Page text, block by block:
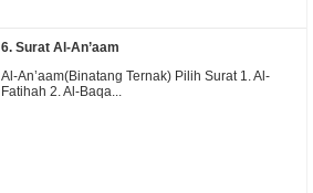
6. Surat Al-An’aam
Al-An’aam(Binatang Ternak) Pilih Surat 1. Al-
Fatihah 2. Al-Baqa...